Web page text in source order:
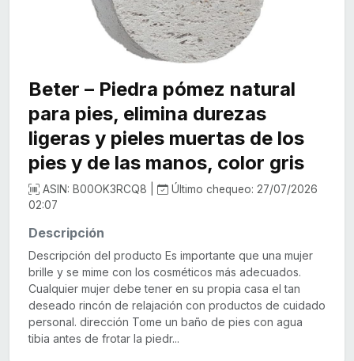
Beter – Piedra pómez natural
para pies, elimina durezas
ligeras y pieles muertas de los
pies y de las manos, color gris
ASIN: B00OK3RCQ8 |
Último chequeo: 27/07/2026
02:07
Descripción
Descripción del producto Es importante que una mujer
brille y se mime con los cosméticos más adecuados.
Cualquier mujer debe tener en su propia casa el tan
deseado rincón de relajación con productos de cuidado
personal. dirección Tome un baño de pies con agua
tibia antes de frotar la piedr...